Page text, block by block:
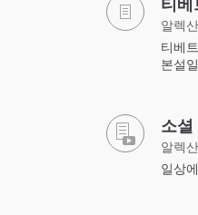
티베
알렉
티베
본설
소셜
알렉
일상